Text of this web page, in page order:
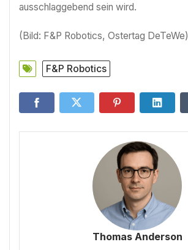
ausschlaggebend sein wird.
(Bild: F&P Robotics, Ostertag DeTeWe)
F&P Robotics
Thomas Anderson